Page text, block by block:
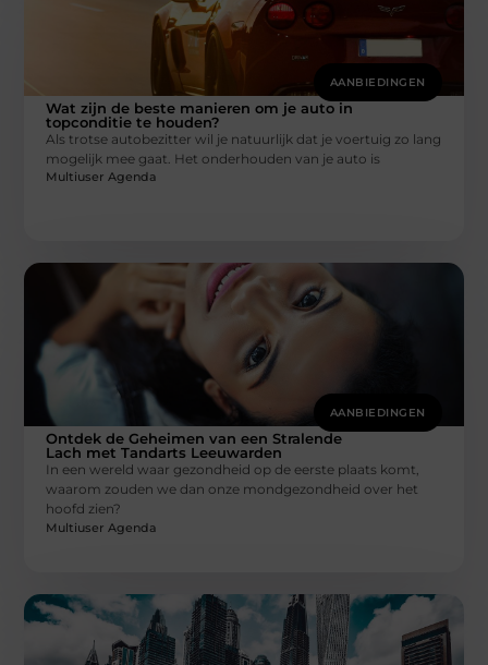
AANBIEDINGEN
Wat zijn de beste manieren om je auto in
topconditie te houden?
Als trotse autobezitter wil je natuurlijk dat je voertuig zo lang
mogelijk mee gaat. Het onderhouden van je auto is
Multiuser Agenda
AANBIEDINGEN
Ontdek de Geheimen van een Stralende
Lach met Tandarts Leeuwarden
In een wereld waar gezondheid op de eerste plaats komt,
waarom zouden we dan onze mondgezondheid over het
hoofd zien?
Multiuser Agenda